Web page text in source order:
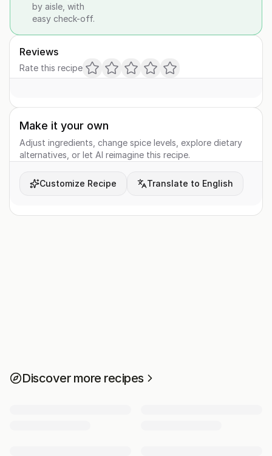
by aisle, with
easy check-off.
Reviews
Rate this recipe
Make it your own
Adjust ingredients, change spice levels, explore dietary
alternatives, or let AI reimagine this recipe.
Customize Recipe Translate to English
Discover more recipes